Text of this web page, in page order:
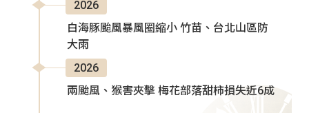
2026
白海豚颱風暴風圈縮小 竹苗、台北山區防
大雨
2026
兩颱風、猴害夾擊 梅花部落甜柿損失近6成